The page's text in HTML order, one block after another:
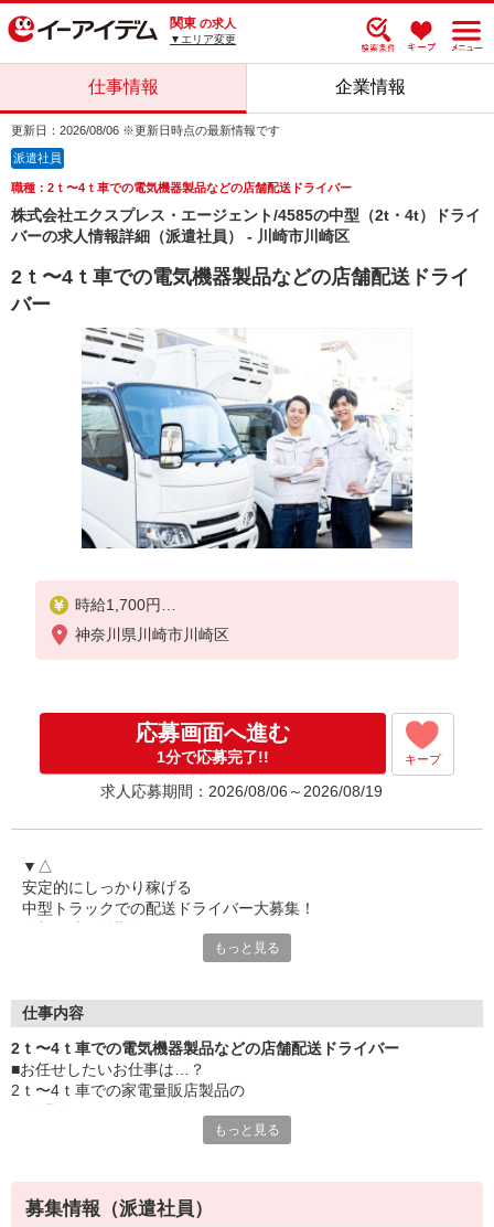
関東 の求人
▼エリア変更
仕事情報 企業情報
更新日：2026/08/06 ※更新日時点の最新情報です
派遣社員
職種：2ｔ〜4ｔ車での電気機器製品などの店舗配送ドライバー
株式会社エクスプレス・エージェント/4585の中型（2t・4t）ドライ
バーの求人情報詳細（派遣社員） - 川崎市川崎区
2ｔ〜4ｔ車での電気機器製品などの店舗配送ドライ
バー
時給1,700円
※交通費は別途実費分支給！（条件あり）
■研修期間について
神奈川県川崎市川崎区
応募画面へ進む
1分で応募完了!! キープ
求人応募期間：2026/08/06～2026/08/19
▼△
安定的にしっかり稼げる
中型トラックでの配送ドライバー大募集！
定時にはすぐに帰宅が可能◎
――――――――――――――
■業務内容：家電量販店製品の店舗もしくは営業所への配送
■エリア：首都圏内
■件数：1日2〜3回戦（基本1回戦1件）
――――――――――――――
もっと見る
仕事内容
2ｔ〜4ｔ車での電気機器製品などの店舗配送ドライバー
■お任せしたいお仕事は…？
2ｔ〜4ｔ車での家電量販店製品の
大手家電量販店で取り扱いのある製品全般です。
首都圏を中心とした各店舗や営業拠点へ
もっと見る
募集情報（派遣社員）